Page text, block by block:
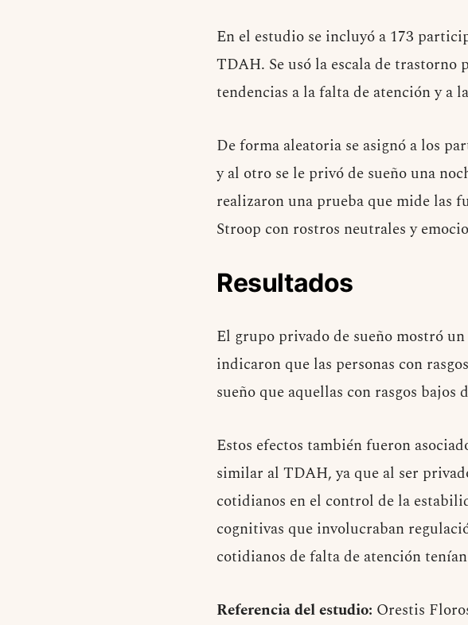
En el estudio se incluyó a 173
TDAH. Se usó la escala de
tendencias a la falta de atención y a
De forma aleatoria se asignó a los
y al otro se le privó de sueño una
realizaron una prueba que mide las
Stroop con rostros neutrales y
Resultados
El grupo privado de sueño mostró
indicaron que las personas con
sueño que aquellas con rasgos
Estos efectos también fueron
similar al TDAH, ya que al ser
cotidianos en el control de la
cognitivas que involucraban
cotidianos de falta de atención
Referencia del estudio: Orestis